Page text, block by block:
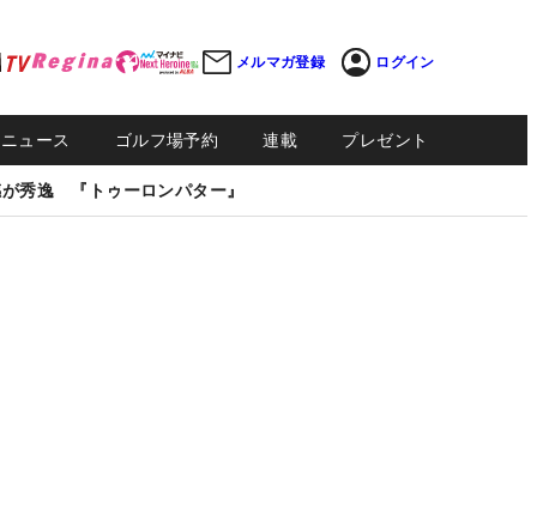
メルマガ登録 ログイン
ュース ゴルフ場予約 連載 プレゼント
秀逸 『トゥーロンパター』